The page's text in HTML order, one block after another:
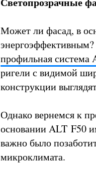
Может ли фасад, в
профильная система
ригели с видимой
конструкции
Однако вернемся к
основании ALT F50
важно было
микроклимата.